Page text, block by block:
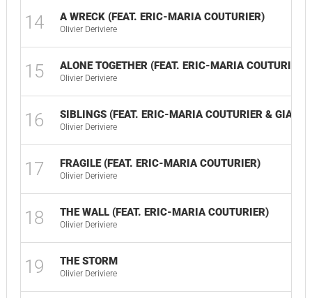
14 A WRECK (FEAT. ERIC-MARIA COUTURIER)
Olivier Deriviere
15 ALONE TOGETHER (FEAT. ERIC-MARIA COUTURIER)
Olivier Deriviere
16 SIBLINGS (FEAT. ERIC-MARIA COUTURIER & GIANI
Olivier Deriviere
17 FRAGILE (FEAT. ERIC-MARIA COUTURIER)
Olivier Deriviere
18 THE WALL (FEAT. ERIC-MARIA COUTURIER)
Olivier Deriviere
19 THE STORM
Olivier Deriviere